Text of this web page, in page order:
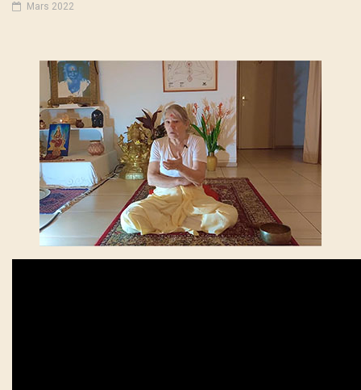
Mars 2022